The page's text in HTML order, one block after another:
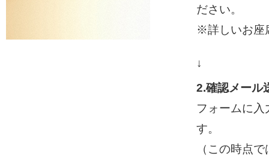
ださい。
※詳しいお座
↓
2.確認メール
フォームに
す。
（この時点